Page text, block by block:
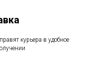
курьера в удобное